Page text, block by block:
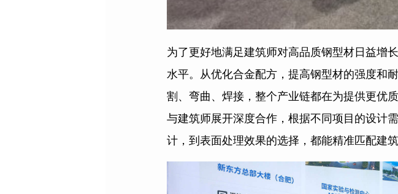
为了更好地满足建筑师对高品质钢型材日益增
水平。从优化合金配方，提高钢型材的强度和
割、弯曲、焊接，整个产业链都在为提供更优
与建筑师展开深度合作，根据不同项目的设计
计，到表面处理效果的选择，都能精准匹配建筑